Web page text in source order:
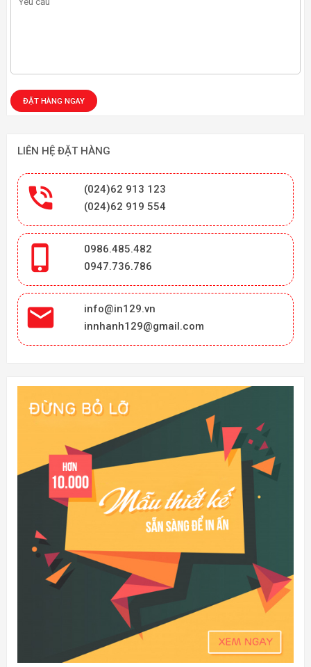
LIÊN HỆ ĐẶT HÀNG

(024)62 913 123
(024)62 919 554

0986.485.482
0947.736.786

info@in129.vn
innhanh129@gmail.com